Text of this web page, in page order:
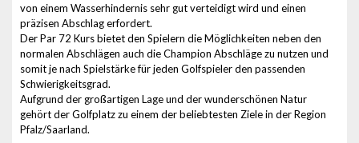
von einem Wasserhindernis sehr gut verteidigt wird und einen
präzisen Abschlag erfordert.
Der Par 72 Kurs bietet den Spielern die Möglichkeiten neben den
normalen Abschlägen auch die Champion Abschläge zu nutzen und
somit je nach Spielstärke für jeden Golfspieler den passenden
Schwierigkeitsgrad.
Aufgrund der großartigen Lage und der wunderschönen Natur
gehört der Golfplatz zu einem der beliebtesten Ziele in der Region
Pfalz/Saarland.